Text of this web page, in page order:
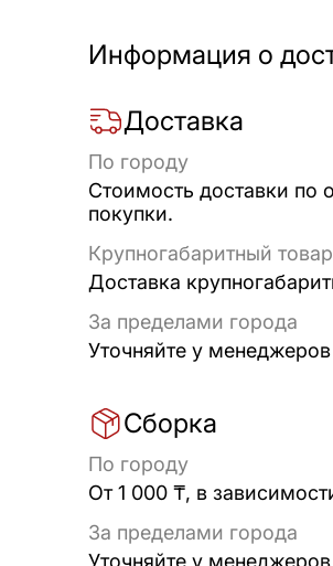
Информация о
Доставка
По городу
Стоимость доставки
покупки.
Крупногабаритный товар
Доставка
За пределами города
Уточняйте у
Сборка
По городу
От 1 000 ₸, в
За пределами города
Уточняйте у